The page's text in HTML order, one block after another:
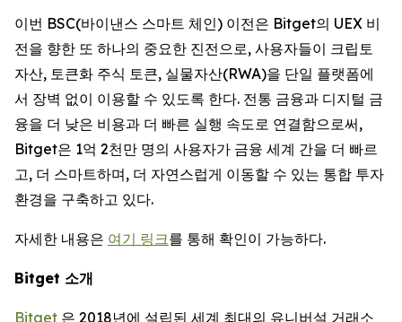
이번 BSC(바이낸스 스마트 체인) 이전은 Bitget의 UEX 비
전을 향한 또 하나의 중요한 진전으로, 사용자들이 크립토
자산, 토큰화 주식 토큰, 실물자산(RWA)을 단일 플랫폼에
서 장벽 없이 이용할 수 있도록 한다. 전통 금융과 디지털 금
융을 더 낮은 비용과 더 빠른 실행 속도로 연결함으로써,
Bitget은 1억 2천만 명의 사용자가 금융 세계 간을 더 빠르
고, 더 스마트하며, 더 자연스럽게 이동할 수 있는 통합 투자
환경을 구축하고 있다.
자세한 내용은 여기 링크를 통해 확인이 가능하다.
Bitget 소개
Bitget 은 2018년에 설립된 세계 최대의 유니버설 거래소